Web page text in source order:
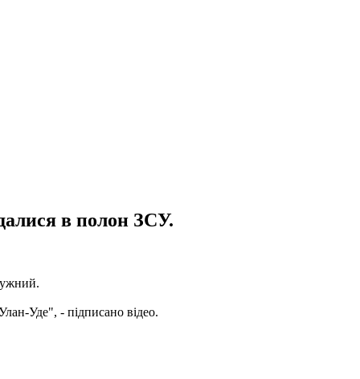
в полон ЗСУ.
Уде", - підписано відео.